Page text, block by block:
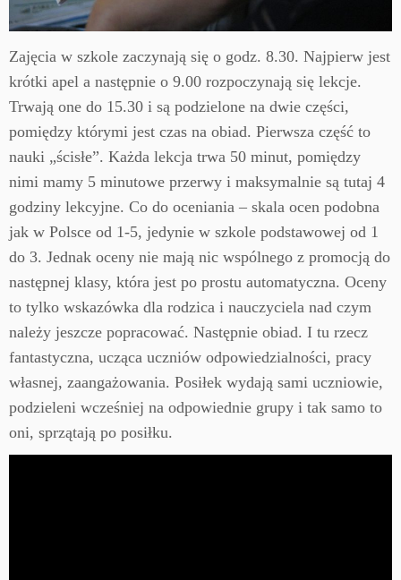
Zajęcia w szkole zaczynają się o godz. 8.30. Najpierw jest
krótki apel a następnie o 9.00 rozpoczynają się lekcje.
Trwają one do 15.30 i są podzielone na dwie części,
pomiędzy którymi jest czas na obiad. Pierwsza część to
nauki „ścisłe”. Każda lekcja trwa 50 minut, pomiędzy
nimi mamy 5 minutowe przerwy i maksymalnie są tutaj 4
godziny lekcyjne. Co do oceniania – skala ocen podobna
jak w Polsce od 1-5, jedynie w szkole podstawowej od 1
do 3. Jednak oceny nie mają nic wspólnego z promocją do
następnej klasy, która jest po prostu automatyczna. Oceny
to tylko wskazówka dla rodzica i nauczyciela nad czym
należy jeszcze popracować. Następnie obiad. I tu rzecz
fantastyczna, ucząca uczniów odpowiedzialności, pracy
własnej, zaangażowania. Posiłek wydają sami uczniowie,
podzieleni wcześniej na odpowiednie grupy i tak samo to
oni, sprzątają po posiłku.